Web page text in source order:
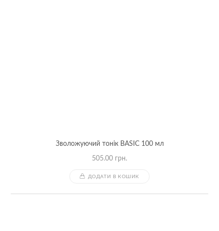
Зволожуючий тонік BASIC 100 мл
505.00 грн.
ДОДАТИ В КОШИК